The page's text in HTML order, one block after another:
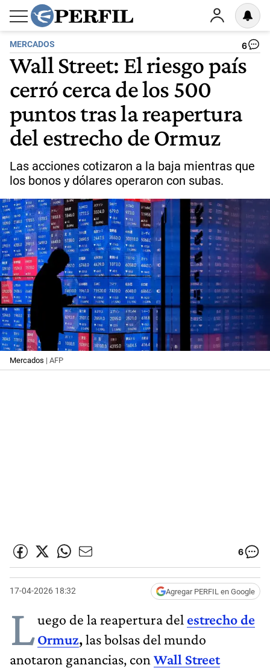
MERCADOS 6
Wall Street: El riesgo país
cerró cerca de los 500
puntos tras la reapertura
del estrecho de Ormuz
Las acciones cotizaron a la baja mientras que
los bonos y dólares operaron con subas.
Mercados | AFP
6
17-04-2026 18:32 Agregar PERFIL en Google
Luego de la reapertura del estrecho de
Ormuz,las bolsas del mundo
anotaron ganancias, con Wall Street